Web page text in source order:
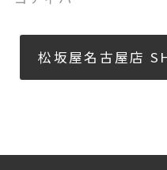
松坂屋名古屋店